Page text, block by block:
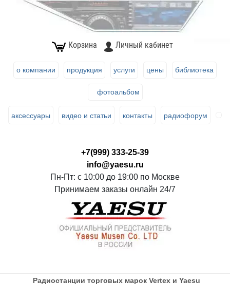
Корзина Личный кабинет
о компании продукция услуги цены библиотека
фотоальбом
аксессуары видео и статьи контакты радиофорум
+7(999) 333-25-39
info@yaesu.ru
Пн-Пт: с 10:00 до 19:00 по Москве
Принимаем заказы онлайн 24/7
Радиостанции торговых марок Vertex и Yaesu